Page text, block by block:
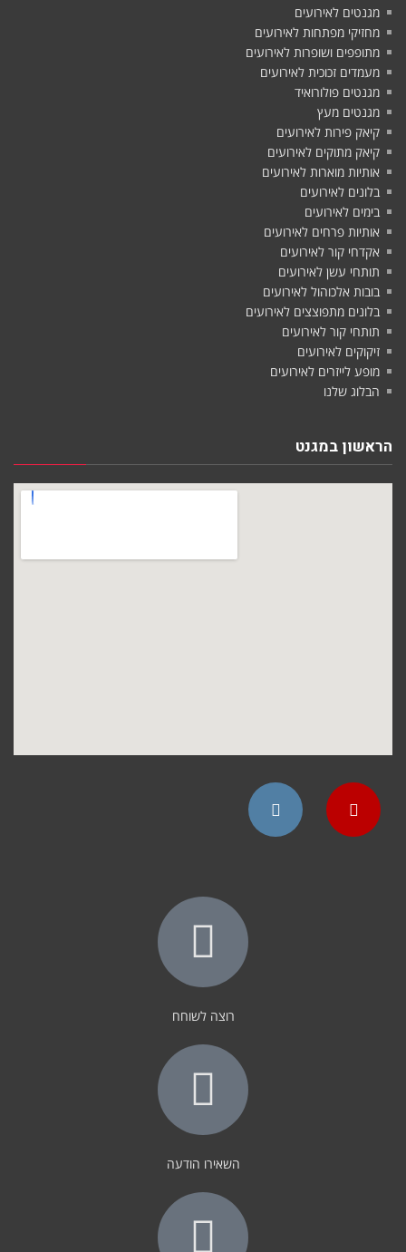
מגנטים לאירועים
מחזיקי מפתחות לאירועים
מתופפים ושופרות לאירועים
מעמדים זכוכית לאירועים
מגנטים פולורואיד
מגנטים מעץ
קיאק פירות לאירועים
קיאק מתוקים לאירועים
אותיות מוארות לאירועים
בלונים לאירועים
בימים לאירועים
אותיות פרחים לאירועים
אקדחי קור לאירועים
תותחי עשן לאירועים
בובות אלכוהול לאירועים
בלונים מתפוצצים לאירועים
תותחי קור לאירועים
זיקוקים לאירועים
מופע לייזרים לאירועים
הבלוג שלנו
הראשון במגנט
רוצה לשוחח
השאירו הודעה